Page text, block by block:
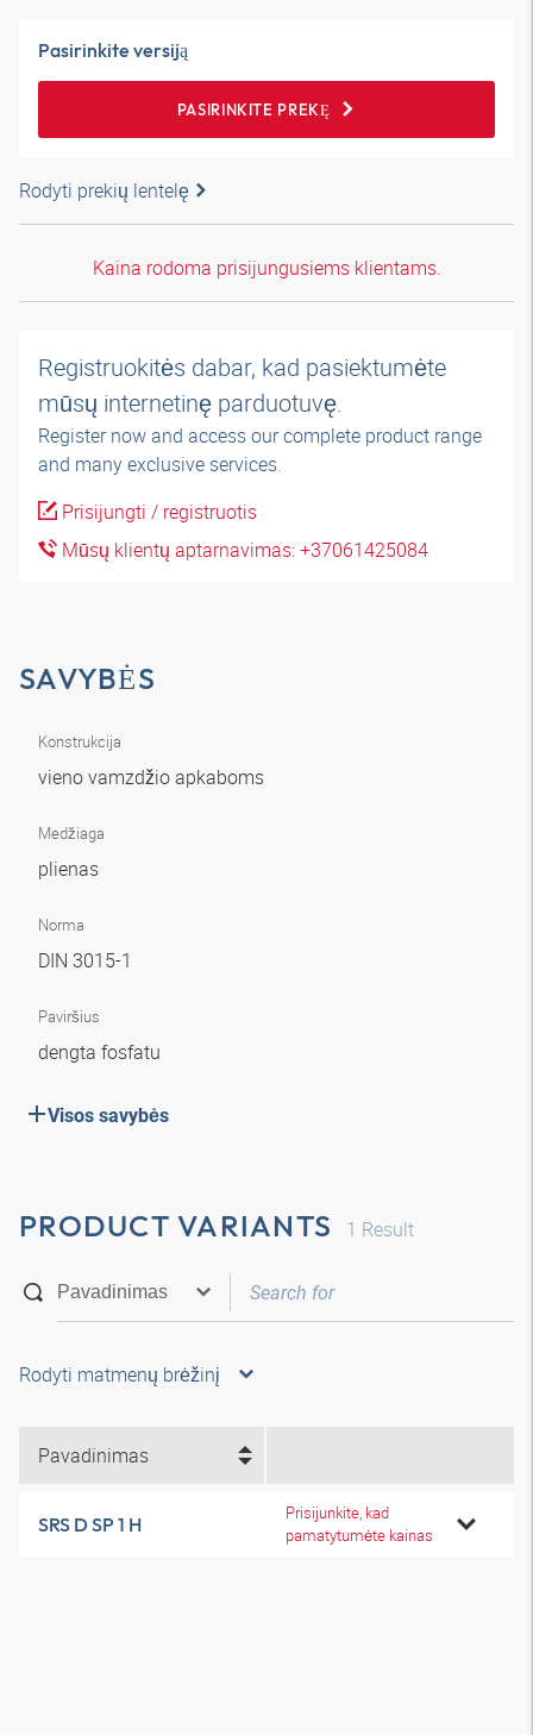
Pasirinkite versiją
PASIRINKITE PREKĘ
Rodyti prekių lentelę
Kaina rodoma prisijungusiems klientams.
Registruokitės dabar, kad pasiektumėte
mūsų internetinę parduotuvę.
Register now and access our complete product range
and many exclusive services.
Prisijungti / registruotis
Mūsų klientų aptarnavimas: +37061425084
SAVYBĖS
Konstrukcija
vieno vamzdžio apkaboms
Medžiaga
plienas
Norma
DIN 3015-1
Paviršius
dengta fosfatu
Visos savybės
PRODUCT VARIANTS 1 Result
Rodyti matmenų brėžinį
Pavadinimas
SRS D SP 1 H
Prisijunkite, kad
pamatytumėte kainas